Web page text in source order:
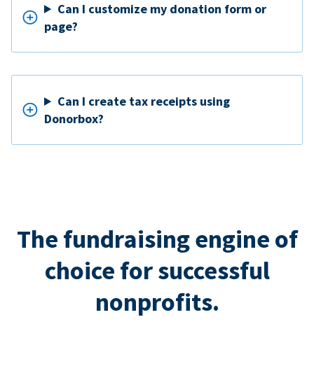
Can I customize my donation form or
page?
Can I create tax receipts using
Donorbox?
The fundraising engine of
choice for successful
nonprofits.